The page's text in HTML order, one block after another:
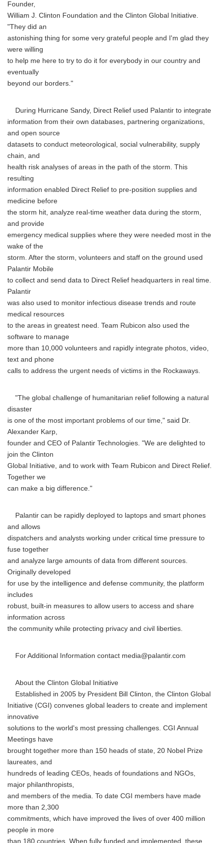
Founder,
William J. Clinton Foundation and the Clinton Global Initiative.
"They did an
astonishing thing for some very grateful people and I'm glad they
were willing
to help me here to try to do it for everybody in our country and
eventually
beyond our borders."
During Hurricane Sandy, Direct Relief used Palantir to integrate
information from their own databases, partnering organizations,
and open source
datasets to conduct meteorological, social vulnerability, supply
chain, and
health risk analyses of areas in the path of the storm. This
resulting
information enabled Direct Relief to pre-position supplies and
medicine before
the storm hit, analyze real-time weather data during the storm,
and provide
emergency medical supplies where they were needed most in the
wake of the
storm. After the storm, volunteers and staff on the ground used
Palantir Mobile
to collect and send data to Direct Relief headquarters in real time.
Palantir
was also used to monitor infectious disease trends and route
medical resources
to the areas in greatest need. Team Rubicon also used the
software to manage
more than 10,000 volunteers and rapidly integrate photos, video,
text and phone
calls to address the urgent needs of victims in the Rockaways.
"The global challenge of humanitarian relief following a natural
disaster
is one of the most important problems of our time," said Dr.
Alexander Karp,
founder and CEO of Palantir Technologies. "We are delighted to
join the Clinton
Global Initiative, and to work with Team Rubicon and Direct Relief.
Together we
can make a big difference."
Palantir can be rapidly deployed to laptops and smart phones
and allows
dispatchers and analysts working under critical time pressure to
fuse together
and analyze large amounts of data from different sources.
Originally developed
for use by the intelligence and defense community, the platform
includes
robust, built-in measures to allow users to access and share
information across
the community while protecting privacy and civil liberties.
For Additional Information contact media@palantir.com
About the Clinton Global Initiative
Established in 2005 by President Bill Clinton, the Clinton Global
Initiative (CGI) convenes global leaders to create and implement
innovative
solutions to the world's most pressing challenges. CGI Annual
Meetings have
brought together more than 150 heads of state, 20 Nobel Prize
laureates, and
hundreds of leading CEOs, heads of foundations and NGOs,
major philanthropists,
and members of the media. To date CGI members have made
more than 2,300
commitments, which have improved the lives of over 400 million
people in more
than 180 countries. When fully funded and implemented, these